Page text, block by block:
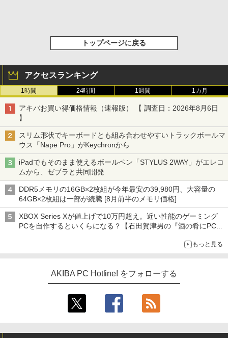
トップページに戻る
アクセスランキング
1時間 24時間 1週間 1カ月
アキバお買い得価格情報（速報版） 【 調査日：2026年8月6日
】
スリム形状でキーボードとも組み合わせやすいトラックボールマ
ウス「Nape Pro」がKeychronから
iPadでもそのまま使えるボールペン「STYLUS 2WAY」がエレコ
ムから、ゼブラと共同開発
DDR5メモリの16GB×2枚組が今年最安の39,980円、大容量の
64GB×2枚組は一部が続騰 [8月前半のメモリ価格]
XBOX Series Xが値上げで10万円超え。近い性能のゲーミング
PCを自作するといくらになる？【石田賀津男の『酒の肴にPCゲ
もっと見る
AKIBA PC Hotline! をフォローする